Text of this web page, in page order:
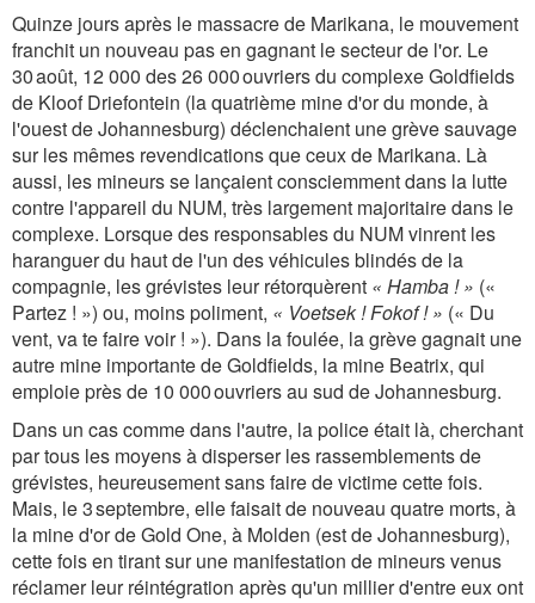
Quinze jours après le massacre de Marikana, le mouvement
franchit un nouveau pas en gagnant le secteur de l'or. Le
30 août, 12 000 des 26 000 ouvriers du complexe Goldfields
de Kloof Driefontein (la quatrième mine d'or du monde, à
l'ouest de Johannesburg) déclenchaient une grève sauvage
sur les mêmes revendications que ceux de Marikana. Là
aussi, les mineurs se lançaient consciemment dans la lutte
contre l'appareil du NUM, très largement majoritaire dans le
complexe. Lorsque des responsables du NUM vinrent les
haranguer du haut de l'un des véhicules blindés de la
compagnie, les grévistes leur rétorquèrent « Hamba ! » («
Partez ! ») ou, moins poliment, « Voetsek ! Fokof ! » (« Du
vent, va te faire voir ! »). Dans la foulée, la grève gagnait une
autre mine importante de Goldfields, la mine Beatrix, qui
emploie près de 10 000 ouvriers au sud de Johannesburg.
Dans un cas comme dans l'autre, la police était là, cherchant
par tous les moyens à disperser les rassemblements de
grévistes, heureusement sans faire de victime cette fois.
Mais, le 3 septembre, elle faisait de nouveau quatre morts, à
la mine d'or de Gold One, à Molden (est de Johannesburg),
cette fois en tirant sur une manifestation de mineurs venus
réclamer leur réintégration après qu'un millier d'entre eux ont